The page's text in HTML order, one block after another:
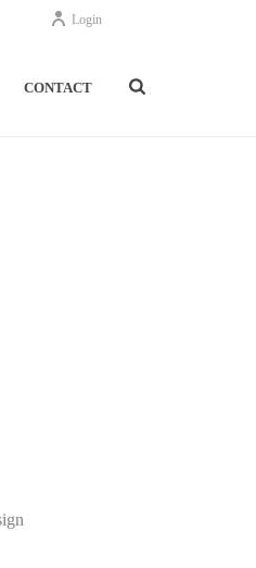
Login
CONTACT